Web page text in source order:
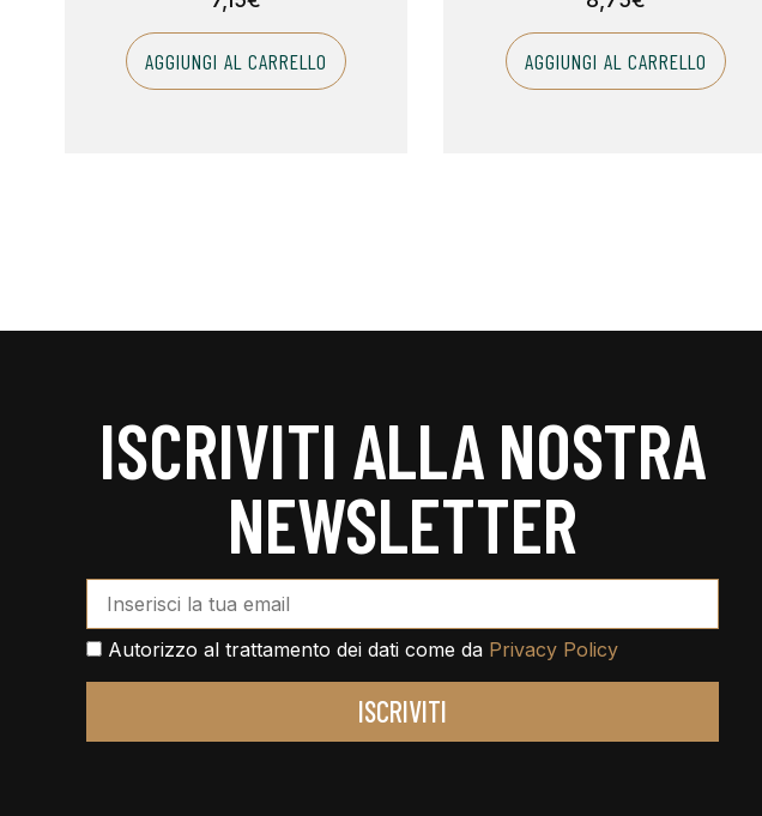
AGGIUNGI AL CARRELLO AGGIUNGI AL CARRELLO
ISCRIVITI ALLA NOSTRA
NEWSLETTER
Email Address*
Autorizzo al trattamento dei dati come da Privacy Policy